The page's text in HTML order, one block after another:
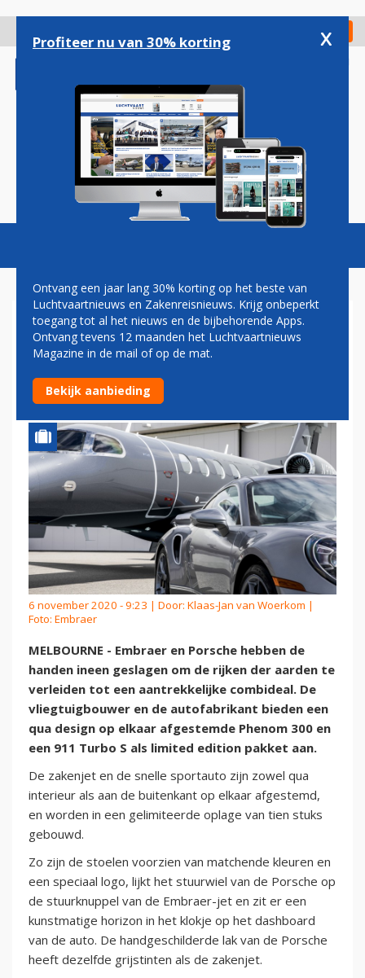
gaan
Check in
Magazine Podcasts Vacatures
COMBIDEAL: EXCLUSIEVE
EMBRAER PHENOM 300 EN
PORSCHE 911
6 november 2020 - 9:23 | Door: Klaas-Jan van Woerkom |
Foto: Embraer
MELBOURNE - Embraer en Porsche hebben de
handen ineen geslagen om de rijken der aarden te
verleiden tot een aantrekkelijke combideal. De
vliegtuigbouwer en de autofabrikant bieden een
qua design op elkaar afgestemde Phenom 300 en
een 911 Turbo S als limited edition pakket aan.
De zakenjet en de snelle sportauto zijn zowel qua
interieur als aan de buitenkant op elkaar afgestemd,
en worden in een gelimiteerde oplage van tien stuks
gebouwd.
Zo zijn de stoelen voorzien van matchende kleuren en
een speciaal logo, lijkt het stuurwiel van de Porsche op
de stuurknuppel van de Embraer-jet en zit er een
kunstmatige horizon in het klokje op het dashboard
van de auto. De handgeschilderde lak van de Porsche
heeft dezelfde grijstinten als de zakenjet.
Profiteer nu van 30% korting x
Ontvang een jaar lang 30% korting op het beste van
Luchtvaartnieuws en Zakenreisnieuws. Krijg onbeperkt
toegang tot al het nieuws en de bijbehorende Apps.
Ontvang tevens 12 maanden het Luchtvaartnieuws
Magazine in de mail of op de mat.
Bekijk aanbieding